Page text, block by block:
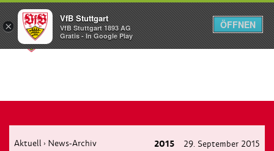
Menü
Aktuell › News-Archiv 2015 29. September 2015
×
VfB Stuttgart
VfB Stuttgart 1893 AG
Gratis - In Google Play
ÖFFNEN